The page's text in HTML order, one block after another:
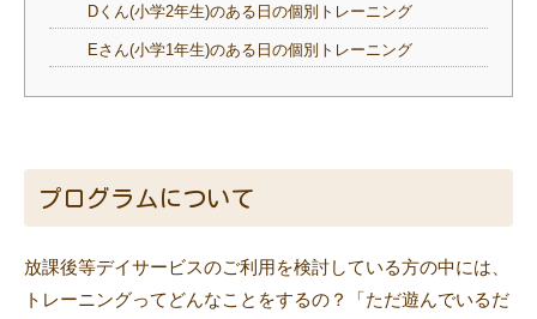
Dくん(小学2年生)のある日の個別トレーニング
Eさん(小学1年生)のある日の個別トレーニング
プログラムについて
放課後等デイサービスのご利用を検討している方の中には、
トレーニングってどんなことをするの？「ただ遊んでいるだ